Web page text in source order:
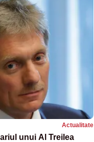
Actualitate
unui Al Treilea